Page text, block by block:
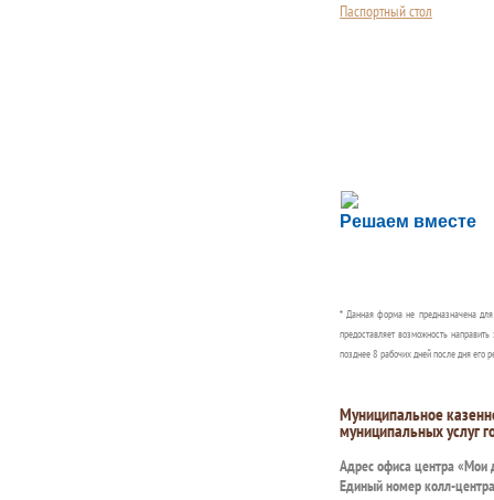
Паспортный стол
Решаем вместе
Сложности с
Сообщите об этом
* Данная форма не предназначена
предоставляет возможность
позднее 8 рабочих дней после дня его
Муниципальное
муниципальных услуг
Адрес офиса центра «Мои
Единый номер колл-